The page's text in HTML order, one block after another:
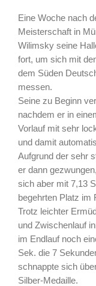
Eine Woche nach
Meisterschaft in
Wilimsky seine
fort, um sich mit
dem Süden
messen.
Seine zu Beginn
nachdem er in
Vorlauf mit sehr
und damit
Aufgrund der sehr
er dann
sich aber mit 7,13
begehrten Platz im
Trotz leichter
und Zwischenlauf
im Endlauf noch
Sek. die 7
schnappte sich
Silber-Medaille.